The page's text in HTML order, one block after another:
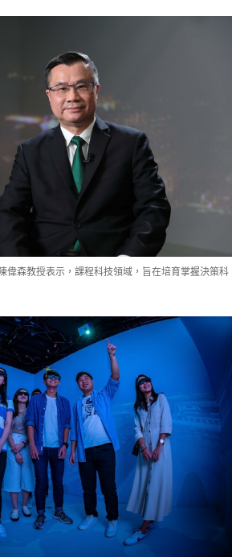
偉森教授表示，課程科技領域，旨在培育掌握決策科